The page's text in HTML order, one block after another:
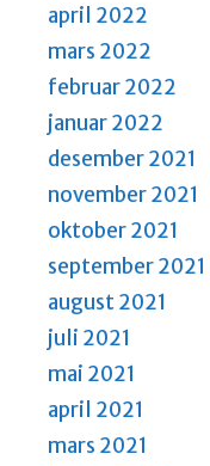
april 2022
mars 2022
februar 2022
januar 2022
desember 2021
november 2021
oktober 2021
september 2021
august 2021
juli 2021
mai 2021
april 2021
mars 2021